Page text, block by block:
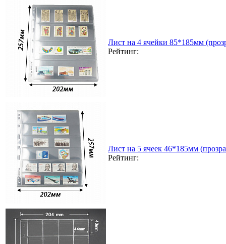
Лист на 4 ячейки 85*185мм
Рейтинг:
Лист на 5 ячеек 46*185мм
Рейтинг: